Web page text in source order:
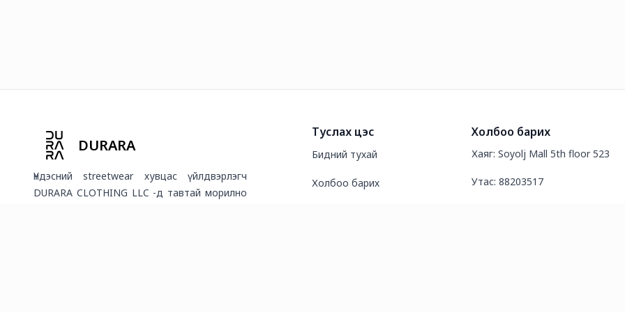
DURARA
Үндэсний streetwear хувцас үйлдвэрлэгч
DURARA CLOTHING LLC -д тавтай морилно
Туслах цэс
Бидний тухай
Холбоо барих
Холбоо барих
Хаяг: Soyolj Mall 5th floor 523
Утас: 88203517